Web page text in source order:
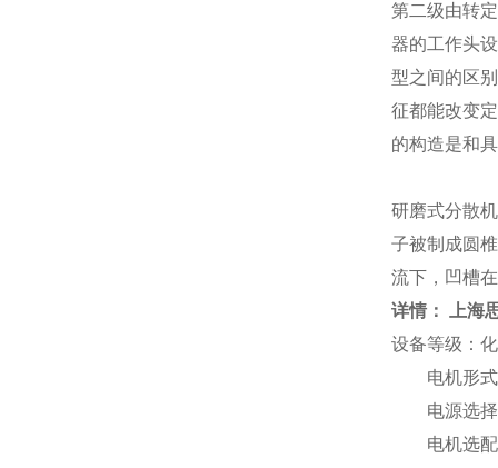
第二级由转
器的工作头
型之间的区
征都能改变
的构造是和
研磨式分散
子被制成圆
流下，凹槽
详情： 上海
设备等级：
电机形式
电源选择
电机选配